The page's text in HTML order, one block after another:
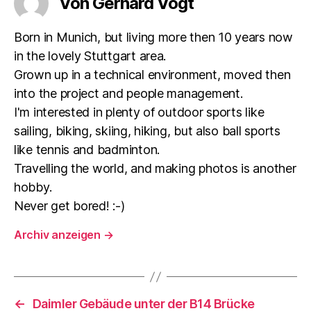
Born in Munich, but living more then 10 years now
in the lovely Stuttgart area.
Grown up in a technical environment, moved then
into the project and people management.
I'm interested in plenty of outdoor sports like
sailing, biking, skiing, hiking, but also ball sports
like tennis and badminton.
Travelling the world, and making photos is another
hobby.
Never get bored! :-)
Archiv anzeigen →
← Daimler Gebäude unter der B14 Brücke